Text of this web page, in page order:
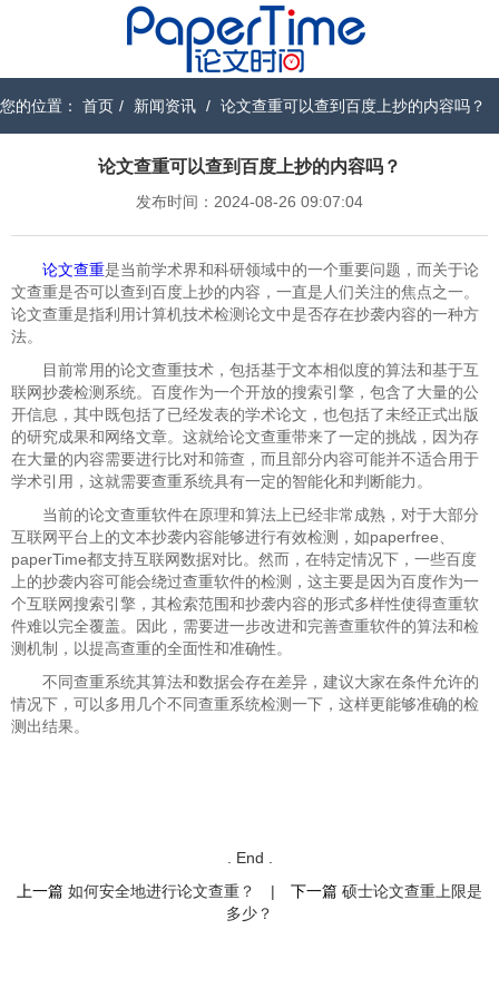
您的位置： 首页 / 新闻资讯 / 论文查重可以查到百度上抄的内容吗？
论文查重可以查到百度上抄的内容吗？
发布时间：2024-08-26 09:07:04
论文查重是当前学术界和科研领域中的一个重要问题，而关于论
文查重是否可以查到百度上抄的内容，一直是人们关注的焦点之一。
论文查重是指利用计算机技术检测论文中是否存在抄袭内容的一种方
法。
目前常用的论文查重技术，包括基于文本相似度的算法和基于互
联网抄袭检测系统。百度作为一个开放的搜索引擎，包含了大量的公
开信息，其中既包括了已经发表的学术论文，也包括了未经正式出版
的研究成果和网络文章。这就给论文查重带来了一定的挑战，因为存
在大量的内容需要进行比对和筛查，而且部分内容可能并不适合用于
学术引用，这就需要查重系统具有一定的智能化和判断能力。
当前的论文查重软件在原理和算法上已经非常成熟，对于大部分
互联网平台上的文本抄袭内容能够进行有效检测，如paperfree、
paperTime都支持互联网数据对比。然而，在特定情况下，一些百度
上的抄袭内容可能会绕过查重软件的检测，这主要是因为百度作为一
个互联网搜索引擎，其检索范围和抄袭内容的形式多样性使得查重软
件难以完全覆盖。因此，需要进一步改进和完善查重软件的算法和检
测机制，以提高查重的全面性和准确性。
不同查重系统其算法和数据会存在差异，建议大家在条件允许的
情况下，可以多用几个不同查重系统检测一下，这样更能够准确的检
测出结果。
. End .
上一篇 如何安全地进行论文查重？ | 下一篇 硕士论文查重上限是
多少？